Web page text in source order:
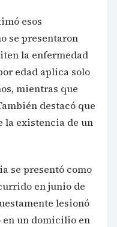
esos
se presentaron
la enfermedad
edad aplica solo
mientras que
destacó que
la existencia de un
se presentó como
en junio de
lesionó
en un domicilio en